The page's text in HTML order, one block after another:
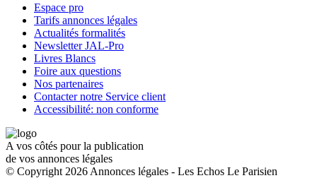
Espace pro
Tarifs annonces légales
Actualités formalités
Newsletter JAL-Pro
Livres Blancs
Foire aux questions
Nos partenaires
Contacter notre Service client
Accessibilité: non conforme
A vos côtés pour la publication
de vos annonces légales
© Copyright 2026 Annonces légales - Les Echos Le Parisien